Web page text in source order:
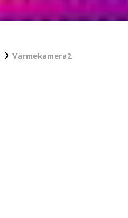
Värmekamera2